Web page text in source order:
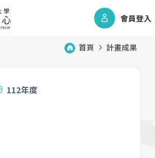
會員登入
首頁 計畫成果
112年度